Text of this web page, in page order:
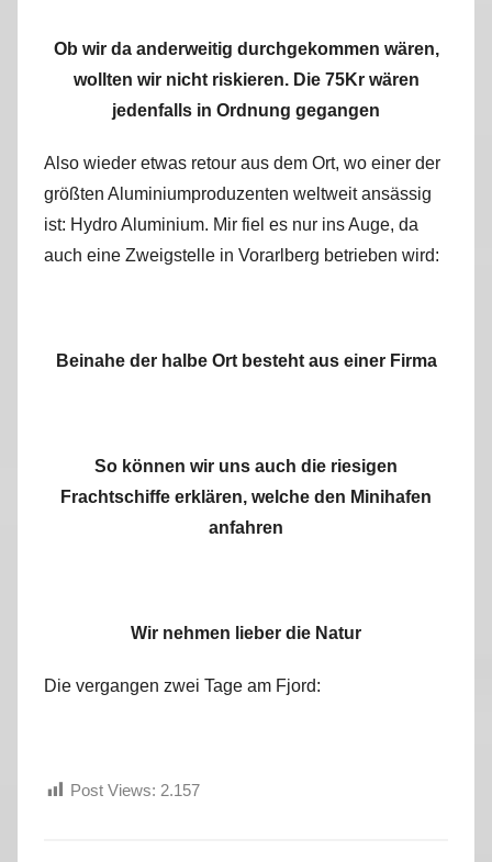
Ob wir da anderweitig durchgekommen wären,
wollten wir nicht riskieren. Die 75Kr wären
jedenfalls in Ordnung gegangen
Also wieder etwas retour aus dem Ort, wo einer der
größten Aluminiumproduzenten weltweit ansässig
ist: Hydro Aluminium. Mir fiel es nur ins Auge, da
auch eine Zweigstelle in Vorarlberg betrieben wird:
Beinahe der halbe Ort besteht aus einer Firma
So können wir uns auch die riesigen
Frachtschiffe erklären, welche den Minihafen
anfahren
Wir nehmen lieber die Natur
Die vergangen zwei Tage am Fjord:
Post Views: 2.157